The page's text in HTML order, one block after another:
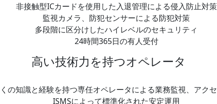
非接触型ICカードを使用した入退管理による侵入防止対策
監視カメラ、防犯センサーによる防犯対策
多段階に区分けしたハイレベルのセキュリティ
24時間365日の有人受付
高い技術力を持つオペレータ
の知識と経験を持つ専任オペレータによる業務監視、アク
ISMSによって標準化された安定運用